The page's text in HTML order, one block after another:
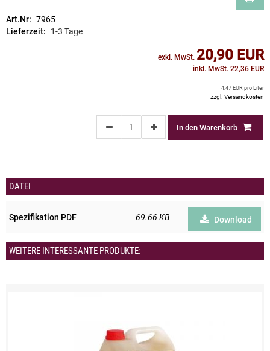
Art.Nr: 7965
Lieferzeit:
1-3 Tage
exkl. MwSt. 20,90 EUR
inkl. MwSt. 22,36 EUR
4,47 EUR pro Liter
zzgl. Versandkosten
In den Warenkorb
DATEI
Spezifikation PDF Download
69.66 KB
WEITERE INTERESSANTE PRODUKTE: